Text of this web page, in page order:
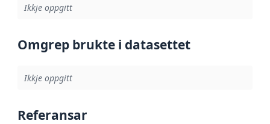
Ikkje oppgitt
Omgrep brukte i datasettet
Ikkje oppgitt
Referansar